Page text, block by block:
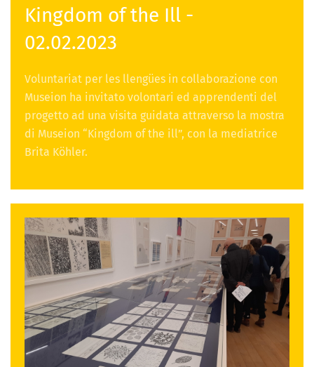
Kingdom of the Ill -
02.02.2023
Voluntariat per les llengües in collaborazione con
Museion ha invitato volontari ed apprendenti del
progetto ad una visita guidata attraverso la mostra
di Museion “Kingdom of the ill”, con la mediatrice
Brita Köhler.